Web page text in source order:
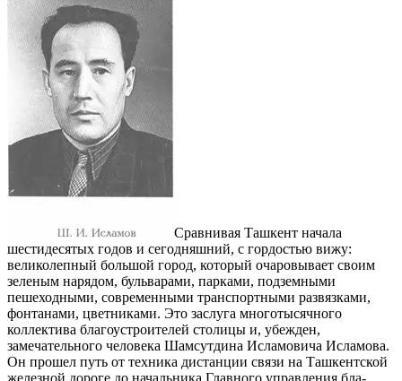
Сравнивая Ташкент начала
шестидесятых го­дов и сегодняшний, с гордостью вижу:
велико­лепный большой город, который очаровывает своим
зеленым нарядом, бульварами, парками, подземными
пешеходны­ми, современными тран­спортными развязками,
фонтанами, цветниками. Это заслуга многотысяч­ного
коллектива благо­устроителей столицы и, убежден,
замечательного чело­века Шамсутдина Исламовича Исламова.
Он прошел путь от техника дистанции связи на Ташкентской
же­лезной дороге до начальника Главного управления бла­